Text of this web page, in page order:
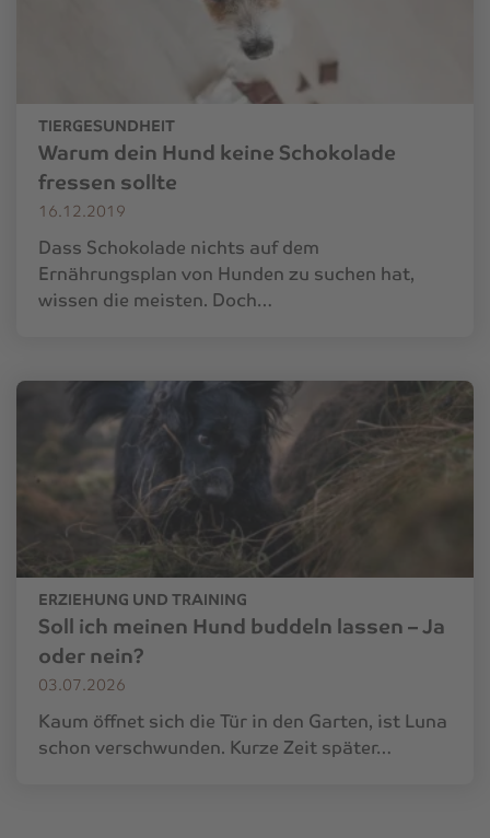
TIERGESUNDHEIT
Warum dein Hund keine Schokolade
fressen sollte
16.12.2019
Dass Schokolade nichts auf dem
Ernährungsplan von Hunden zu suchen hat,
wissen die meisten. Doch…
ERZIEHUNG UND TRAINING
Soll ich meinen Hund buddeln lassen – Ja
oder nein?
03.07.2026
Kaum öffnet sich die Tür in den Garten, ist Luna
schon verschwunden. Kurze Zeit später…